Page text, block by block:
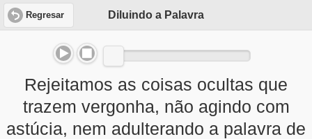
Regresar Diluindo a Palavra
Rejeitamos as coisas ocultas que
trazem vergonha, não agindo com
astúcia, nem adulterando a palavra de